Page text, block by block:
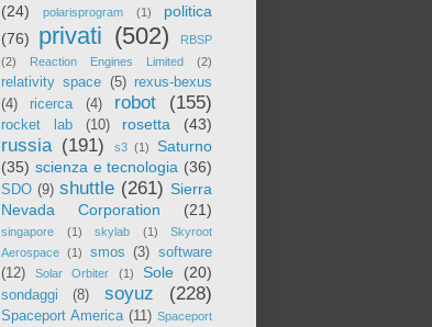
(24)
polarisprogram (1)
politica
(76)
privati (502)
RBSP
(2)
Reaction Engines Limited (2)
relativity space (5) rexus-bexus
(4)
ricerca (4) robot (155)
rocket lab (10) rosetta (43)
russia (191) s3 (1)
Saturno
(35) scienza e tecnologia (36)
SDO (9) shuttle (261) Sierra
Nevada Corporation
(21)
singapore (1) skylab (1)
Skyroot
Aerospace (1) smos (3) software
(12)
Solar Orbiter (1) Sole (20)
sondaggi (8) soyuz (228)
Spaceport America (11) Spaceport